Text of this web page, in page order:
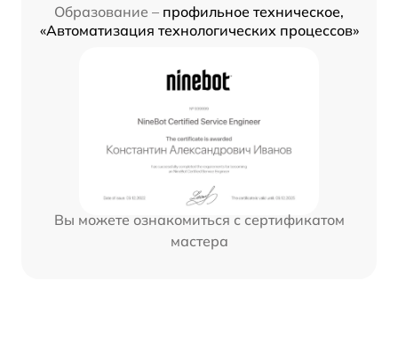
Образование – профильное техническое,
«Автоматизация технологических процессов»
Вы можете ознакомиться с сертификатом
мастера